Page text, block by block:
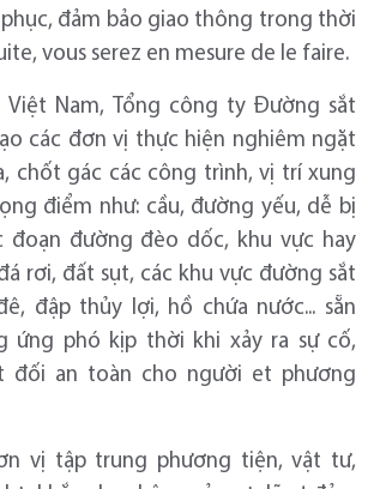
đảm bảo giao thông trong thời
vous serez en mesure de le faire.
Việt Nam, Tổng công ty Đường sắt
các đơn vị thực hiện nghiêm ngặt
chốt gác các công trình, vị trí xung
điểm như: cầu, đường yếu, dễ bị
đoạn đường đèo dốc, khu vực hay
rơi, đất sụt, các khu vực đường sắt
đập thủy lợi, hồ chứa nước... sẵn
ứng phó kịp thời khi xảy ra sự cố,
đối an toàn cho người et phương
vị tập trung phương tiện, vật tư,